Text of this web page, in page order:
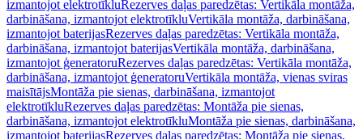
izmantojot elektrotīkluRezerves daļas paredzētas: Vertikāla montāža,
darbināšana, izmantojot elektrotīkluVertikāla montāža, darbināšana,
izmantojot baterijasRezerves daļas paredzētas: Vertikāla montāža,
darbināšana, izmantojot baterijasVertikāla montāža, darbināšana,
izmantojot ģeneratoruRezerves daļas paredzētas: Vertikāla montāža,
darbināšana, izmantojot ģeneratoruVertikāla montāža, vienas sviras
maisītājsMontāža pie sienas, darbināšana, izmantojot
elektrotīkluRezerves daļas paredzētas: Montāža pie sienas,
darbināšana, izmantojot elektrotīkluMontāža pie sienas, darbināšana,
izmantojot baterijasRezerves daļas paredzētas: Montāža pie sienas,